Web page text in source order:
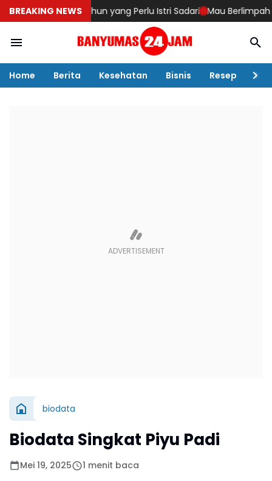
BREAKING NEWS
di Usia 40 tahun yang Perlu Istri Sadari Mau Berlimpah
Home Berita Kesehatan Bisnis Resep
biodata
Biodata Singkat Piyu Padi
Mei 19, 2025 1 menit baca